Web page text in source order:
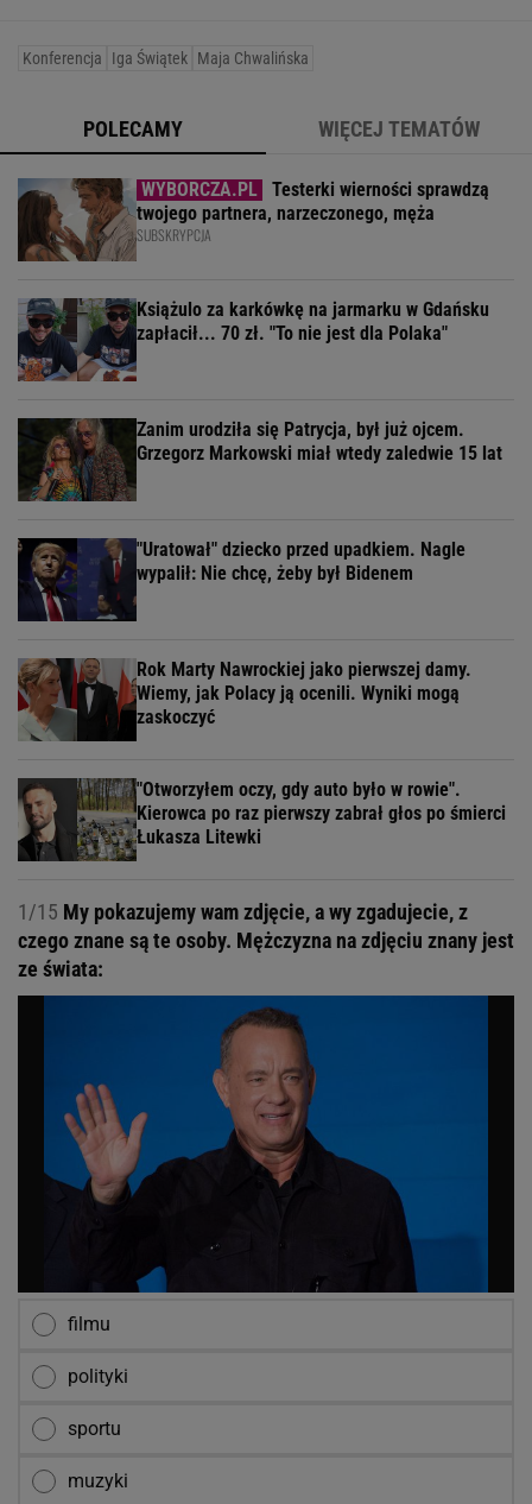
Konferencja Iga Świątek Maja Chwalińska
POLECAMY WIĘCEJ TEMATÓW
Testerki wierności sprawdzą
twojego partnera, narzeczonego, męża
SUBSKRYPCJA
Książulo za karkówkę na jarmarku w Gdańsku
zapłacił... 70 zł. "To nie jest dla Polaka"
Zanim urodziła się Patrycja, był już ojcem.
Grzegorz Markowski miał wtedy zaledwie 15 lat
"Uratował" dziecko przed upadkiem. Nagle
wypalił: Nie chcę, żeby był Bidenem
Rok Marty Nawrockiej jako pierwszej damy.
Wiemy, jak Polacy ją ocenili. Wyniki mogą
zaskoczyć
"Otworzyłem oczy, gdy auto było w rowie".
Kierowca po raz pierwszy zabrał głos po śmierci
Łukasza Litewki
1/15 My pokazujemy wam zdjęcie, a wy zgadujecie, z
czego znane są te osoby. Mężczyzna na zdjęciu znany jest
ze świata:
filmu
polityki
sportu
muzyki